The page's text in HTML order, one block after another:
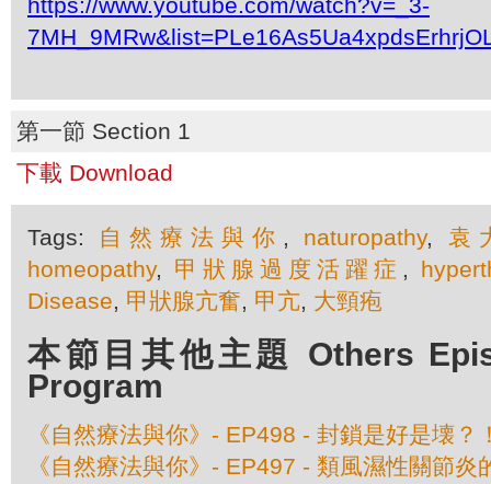
第一節 Section 1
下載 Download
Tags: 自然療法與你 , naturopathy, 袁
homeopathy, 甲狀腺過度活躍症 ,
Disease, 甲狀腺亢奮, 甲亢, 大頸疱
本節目其他主題 Others
Program
《自然療法與你》- EP498 - 封鎖是好是壊？
《自然療法與你》- EP497 - 類風濕性關節炎